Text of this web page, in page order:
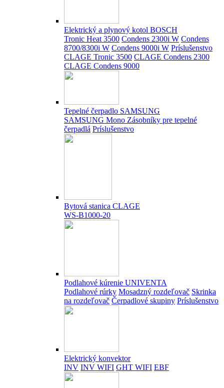
Elektrický a plynový kotol BOSCH
Tronic Heat 3500 Condens 2300i W Condens
8700/8300i W Condens 9000i W Príslušenstvo
CLAGE Tronic 3500 CLAGE Condens 2300
CLAGE Condens 9000
Tepelné čerpadlo SAMSUNG
SAMSUNG Mono Zásobníky pre tepelné
čerpadlá Príslušenstvo
Bytová stanica CLAGE
WS-B1000-20
Podlahové kúrenie UNIVENTA
Podlahové rúrky Mosadzný rozdeľovač Skrinka
na rozdeľovač Čerpadlové skupiny Príslušenstvo
Elektrický konvektor
INV INV WIFI GHT WIFI EBF